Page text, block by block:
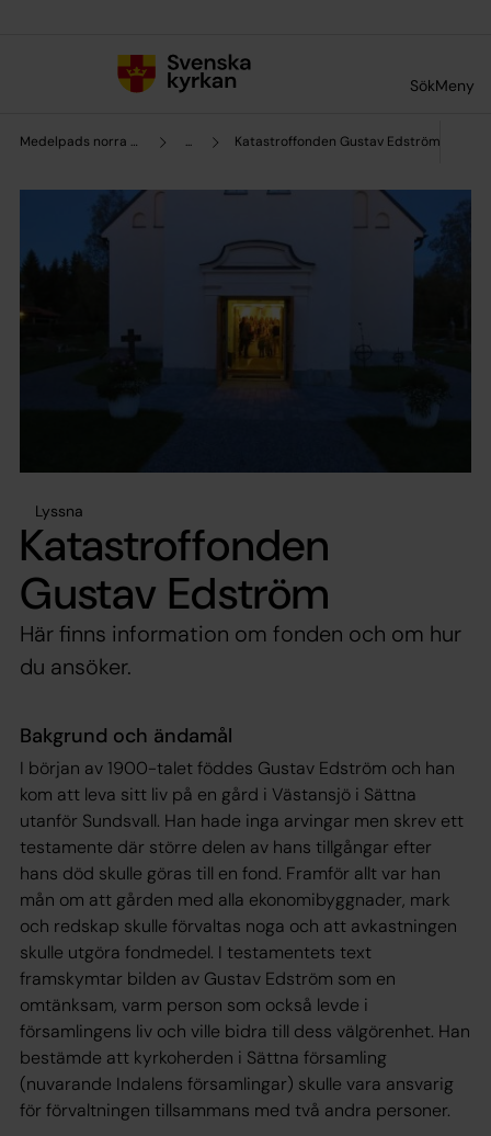
SökMeny
Medelpads norra pastorat ... Katastroffonden Gustav Edström
Lyssna
Katastroffonden
Gustav Edström
Här finns information om fonden och om hur
du ansöker.
Bakgrund och ändamål
I början av 1900-talet föddes Gustav Edström och han
kom att leva sitt liv på en gård i Västansjö i Sättna
utanför Sundsvall. Han hade inga arvingar men skrev ett
testamente där större delen av hans tillgångar efter
hans död skulle göras till en fond. Framför allt var han
mån om att gården med alla ekonomibyggnader, mark
och redskap skulle förvaltas noga och att avkastningen
skulle utgöra fondmedel. I testamentets text
framskymtar bilden av Gustav Edström som en
omtänksam, varm person som också levde i
församlingens liv och ville bidra till dess välgörenhet. Han
bestämde att kyrkoherden i Sättna församling
(nuvarande Indalens församlingar) skulle vara ansvarig
för förvaltningen tillsammans med två andra personer.